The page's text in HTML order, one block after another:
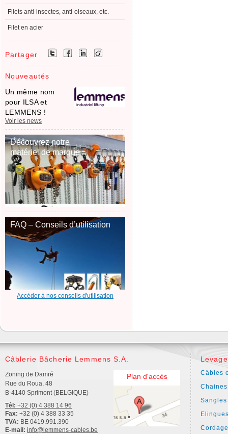
Filets anti-insectes, anti-oiseaux, etc.
Filet en acier
Partager
Nouveautés
Un même nom
pour ILSA et
LEMMENS !
Voir les news
Découvrez notre
matériel de marque
FAQ – Conseils d’utilisation
Accèder à nos conseils d'utilisation
Câblerie Bâcherie Lemmens S.A.
Plan d'accès
Zoning de Damré
Rue du Roua, 48
B-4140 Sprimont (BELGIQUE)
Tél: +32 (0) 4 388 14 96
Fax: +32 (0) 4 388 33 35
TVA: BE 0419.991.390
E-mail: info@lemmens-cables.be
Câbles